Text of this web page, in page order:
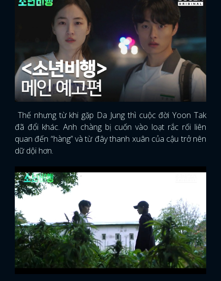
Thế nhưng từ khi gặp Da Jung thì cuộc đời Yoon Tak
đã đổi khác. Anh chàng bị cuốn vào loạt rắc rối liên
quan đến “hàng” và từ đây thanh xuân của cậu trở nên
dữ dội hơn.